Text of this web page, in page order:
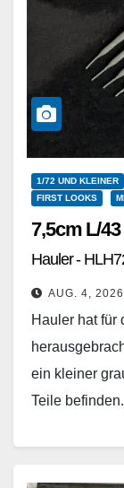
1/72 UND KLEINER
FIRST LOOKS
7,5cm L/
Hauler -
AUG. 4, 2026
Hauler hat für
ein kleiner
Teile